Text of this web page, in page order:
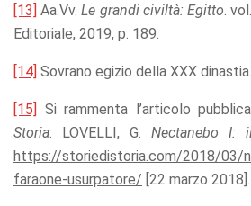
[13] Aa.Vv.Le grandi civiltà: Egitto .
Editoriale, 2019, p. 189.
[14] Sovrano egizio della XXX dinastia.
[15] Si rammenta l’articolo
Storia: LOVELLI, G. Nectanebo I:
https://storiedistoria.com/2018/03/
faraone-usurpatore/ [22 marzo 2018].